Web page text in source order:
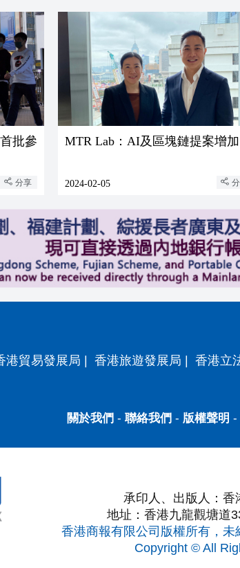
分享
MTR Lab：AI及區塊鏈提案增加
2024-02-05
港貿易發展局 | 香港旅遊發展局 | 香港立
關於我們 - 聯絡我們 - 版權聲明 -
承印人、出版人：香
地址：香港九龍觀塘道
香港商報有限公司版權所有，未
Copyright © All